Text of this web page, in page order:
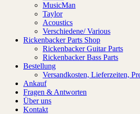
MusicMan
Taylor
Acoustics
Verschiedene/ Various
Rickenbacker Parts Shop
Rickenbacker Guitar Parts
Rickenbacker Bass Parts
Bestellung
Versandkosten, Lieferzeiten,
Ankauf
Fragen & Antworten
Über uns
Kontakt